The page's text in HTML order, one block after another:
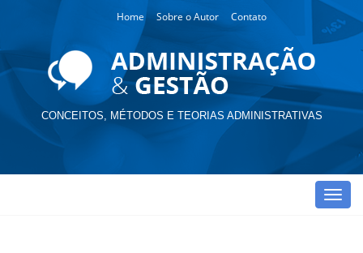
Home Sobre o Autor Contato
CONCEITOS, MÉTODOS E TEORIAS ADMINISTRATIVAS